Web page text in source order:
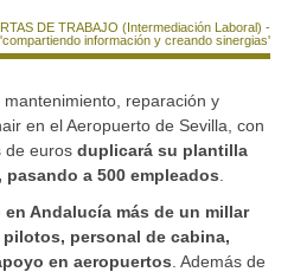
DE TRABAJO (Intermediación Laboral) -
'compartiendo información y creando sinergias'
reparación y
en el Aeropuerto de Sevilla, con
de euros duplicará su plantilla
a 500 empleados
Andalucía más de un millar
pilotos, personal de cabina,
en aeropuertos . Además de